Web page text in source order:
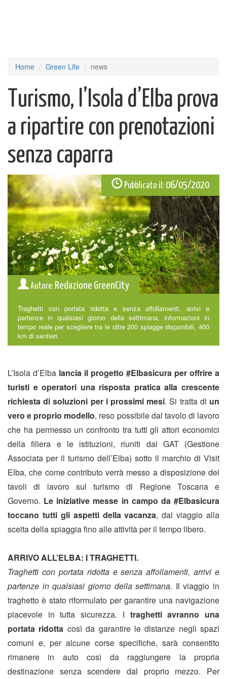
Home Green Life news
Turismo, l’Isola d’Elba prova
a ripartire con prenotazioni
senza caparra
Pubblicato il: 06/05/2020
Autore: Redazione GreenCity
Traghetti con portata ridotta e senza affollamenti, arrivi e
partenze in qualsiasi giorno della settimana, informazioni in
tempo reale per scegliere tra le oltre 200 spiagge disponibili, 400
km di sentieri.
L’Isola d’Elba lancia il progetto #Elbasicura per offrire a
turisti e operatori una risposta pratica alla crescente
richiesta di soluzioni per i prossimi mesi. Si tratta di un
vero e proprio modello, reso possibile dal tavolo di lavoro
che ha permesso un confronto tra tutti gli attori economici
della filiera e le istituzioni, riuniti dal GAT (Gestione
Associata per il turismo dell’Elba) sotto il marchio di Visit
Elba, che come contributo verrà messo a disposizione dei
tavoli di lavoro sul turismo di Regione Toscana e
Governo. Le iniziative messe in campo da #Elbasicura
toccano tutti gli aspetti della vacanza, dal viaggio alla
scelta della spiaggia fino alle attività per il tempo libero.
ARRIVO ALL’ELBA: I TRAGHETTI.
Traghetti con portata ridotta e senza affollamenti, arrivi e
partenze in qualsiasi giorno della settimana. Il viaggio in
traghetto è stato riformulato per garantire una navigazione
piacevole in tutta sicurezza. I traghetti avranno una
portata ridotta così da garantire le distanze negli spazi
comuni e, per alcune corse specifiche, sarà consentito
rimanere in auto così da raggiungere la propria
destinazione senza scendere dal proprio mezzo. Per